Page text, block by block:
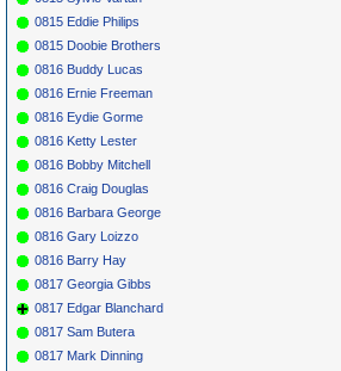
0815 Eddie Philips
0815 Doobie Brothers
0816 Buddy Lucas
0816 Ernie Freeman
0816 Eydie Gorme
0816 Ketty Lester
0816 Bobby Mitchell
0816 Craig Douglas
0816 Barbara George
0816 Gary Loizzo
0816 Barry Hay
0817 Georgia Gibbs
0817 Edgar Blanchard
0817 Sam Butera
0817 Mark Dinning